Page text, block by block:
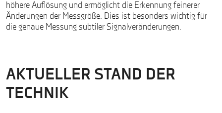
höhere Auflösung und ermöglicht die Erkennung feinerer
Änderungen der Messgröße. Dies ist besonders wichtig für
die genaue Messung subtiler Signalveränderungen.
AKTUELLER STAND DER
TECHNIK